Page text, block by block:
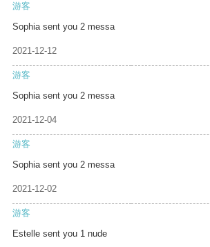
游客
Sophia sent you 2 messa
2021-12-12
游客
Sophia sent you 2 messa
2021-12-04
游客
Sophia sent you 2 messa
2021-12-02
游客
Estelle sent you 1 nude